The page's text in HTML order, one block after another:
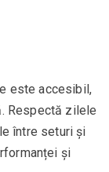
este accesibil,
Respectă zilele
între seturi și
și